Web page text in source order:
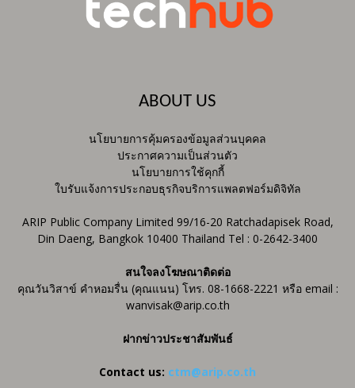
ABOUT US
นโยบายการคุ้มครองข้อมูลส่วนบุคคล
ประกาศความเป็นส่วนตัว
นโยบายการใช้คุกกี้
ใบรับแจ้งการประกอบธุรกิจบริการแพลตฟอร์มดิจิทัล
ARIP Public Company Limited 99/16-20 Ratchadapisek Road,
Din Daeng, Bangkok 10400 Thailand Tel : 0-2642-3400
สนใจลงโฆษณาติดต่อ
คุณวันวิสาข์ คำหอมรื่น (คุณแนน) โทร. 08-1668-2221 หรือ email :
wanvisak@arip.co.th
ฝากข่าวประชาสัมพันธ์
Contact us: ctm@arip.co.th